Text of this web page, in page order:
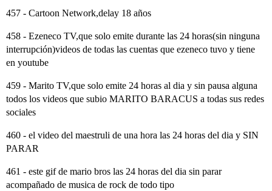
457 - Cartoon Network,delay 18 años
458 - Ezeneco TV,que solo emite durante las 24 horas(sin ninguna
interrupción)videos de todas las cuentas que ezeneco tuvo y tiene
en youtube
459 - Marito TV,que solo emite 24 horas al dia y sin pausa alguna
todos los videos que subio MARITO BARACUS a todas sus redes
sociales
460 - el video del maestruli de una hora las 24 horas del dia y SIN
PARAR
461 - este gif de mario bros las 24 horas del dia sin parar
acompañado de musica de rock de todo tipo